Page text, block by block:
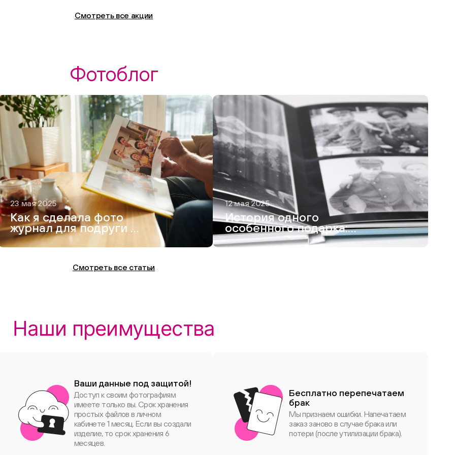
Смотреть все акции
Фотоблог
23 мая 2025
Как я сделала фото
журнал для подруги —
и это вышло круче,
чем Vogue
12 мая 2025
История одного
особенного подарка:
как я создавала
фотокнигу для
Смотреть все статьи
Наши преимущества
Ваши данные под защитой!
Доступ к своим фотографиям
имеете только вы. Срок хранения
простых файлов в личном
кабинете 1 месяц. Если вы создали
изделие, то срок хранения 6
месяцев.
Бесплатно перепечатаем
брак
Мы признаем ошибки. Напечатаем
заказ заново в случае брака или
потери (после утилизации брака).